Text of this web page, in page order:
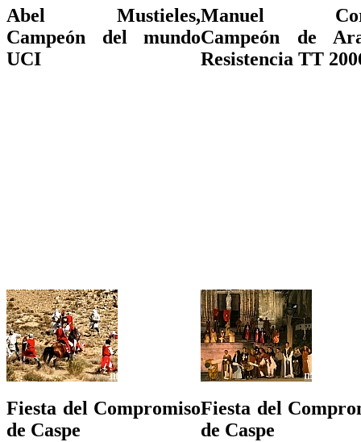
Abel Mustieles,
Campeón del mundo
UCI
Manuel
Campeón de
Resistencia TT
Fiesta del Compromiso
de Caspe
Fiesta del
de Caspe